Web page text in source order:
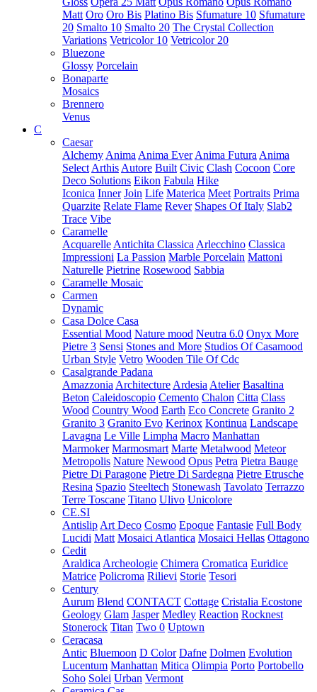
Matt Oro Oro Bis Platino Bis Sfumature 10 Sfumature
20 Smalto 10 Smalto 20 The Crystal Collection
Variations Vetricolor 10 Vetricolor 20
Bluezone
Glossy Porcelain
Bonaparte
Mosaics
Brennero
Venus
C
Caesar
Alchemy Anima Anima Ever Anima Futura Anima
Select Arthis Autore Built Civic Clash Cocoon Core
Deco Solutions Eikon Fabula Hike
Iconica Inner Join Life Materica Meet Portraits Prima
Quarzite Relate Flame Rever Shapes Of Italy Slab2
Trace Vibe
Caramelle
Acquarelle Antichita Classica Arlecchino Classica
Impressioni La Passion Marble Porcelain Mattoni
Naturelle Pietrine Rosewood Sabbia
Caramelle Mosaic
Carmen
Dynamic
Casa Dolce Casa
Essential Mood Nature mood Neutra 6.0 Onyx More
Pietre 3 Sensi Stones and More Studios Of Casamood
Urban Style Vetro Wooden Tile Of Cdc
Casalgrande Padana
Amazzonia Architecture Ardesia Atelier Basaltina
Beton Caleidoscopio Cemento Chalon Citta Class
Wood Country Wood Earth Eco Concrete Granito 2
Granito 3 Granito Evo Kerinox Kontinua Landscape
Lavagna Le Ville Limpha Macro Manhattan
Marmoker Marmosmart Marte Metalwood Meteor
Metropolis Nature Newood Opus Petra Pietra Bauge
Pietre Di Paragone Pietre Di Sardegna Pietre Etrusche
Resina Spazio Steeltech Stonewash Tavolato Terrazzo
Terre Toscane Titano Ulivo Unicolore
CE.SI
Antislip Art Deco Cosmo Epoque Fantasie Full Body
Lucidi Matt Mosaici Atlantica Mosaici Hellas Ottagono
Cedit
Araldica Archeologie Chimera Cromatica Euridice
Matrice Policroma Rilievi Storie Tesori
Century
Aurum Blend CONTACT Cottage Cristalia Ecostone
Geology Glam Jasper Medley Reaction Rocknest
Stonerock Titan Two 0 Uptown
Ceracasa
Antic Bluemoon D Color Dafne Dolmen Evolution
Lucentum Manhattan Mitica Olimpia Porto Portobello
Soho Solei Urban Vermont